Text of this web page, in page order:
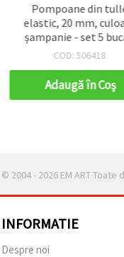
Pompoane din
elastic, 20 mm,
șampanie - set 5
COD: 506418
Adaugă în Coş
© 2004 - 2026 EM ART
INFORMATIE
Despre noi